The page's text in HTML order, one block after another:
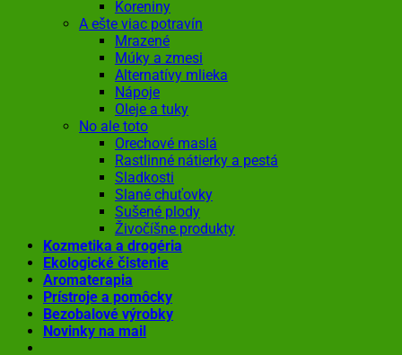
Koreniny
A ešte viac potravín
Mrazené
Múky a zmesi
Alternatívy mlieka
Nápoje
Oleje a tuky
No ale toto
Orechové maslá
Rastlinné nátierky a pestá
Sladkosti
Slané chuťovky
Sušené plody
Živočíšne produkty
Kozmetika a drogéria
Ekologické čistenie
Aromaterapia
Prístroje a pomôcky
Bezobalové výrobky
Novinky na mail